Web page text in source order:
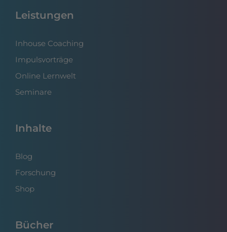
Leistungen
Inhouse Coaching
Impulsvorträge
Online Lernwelt
Seminare
Inhalte
Blog
Forschung
Shop
Bücher